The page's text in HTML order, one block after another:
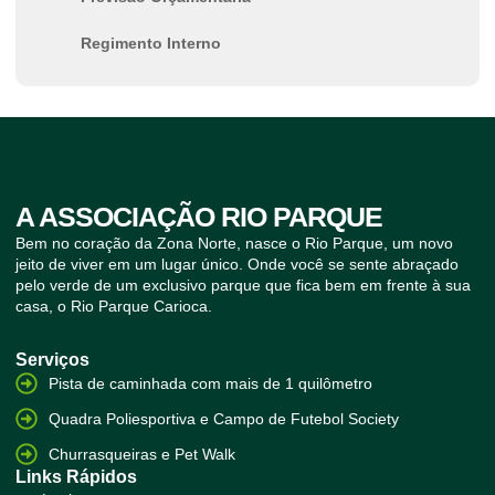
Regimento Interno
A ASSOCIAÇÃO RIO PARQUE
Bem no coração da Zona Norte, nasce o Rio Parque, um novo
jeito de viver em um lugar único. Onde você se sente abraçado
pelo verde de um exclusivo parque que fica bem em frente à sua
casa, o Rio Parque Carioca.
Serviços
Pista de caminhada com mais de 1 quilômetro
Quadra Poliesportiva e Campo de Futebol Society
Churrasqueiras e Pet Walk
Links Rápidos